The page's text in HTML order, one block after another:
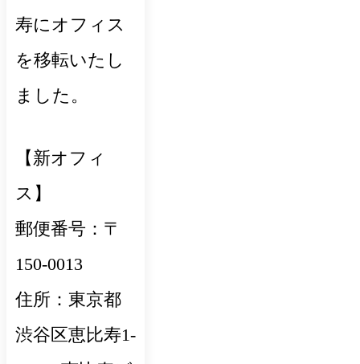
寿にオフィス
を移転いたし
ました。
【新オフィ
ス】
郵便番号：〒
150-0013
住所：東京都
渋谷区恵比寿1-